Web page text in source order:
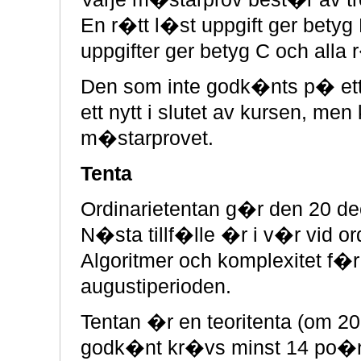
En r�tt l�st uppgift ger
uppgifter ger betyg C och alla
Den som inte godk�nts p�
ett nytt i slutet av kursen,
m�starprovet.
Tenta
Ordinarietentan g�r den 20
N�sta tillf�lle �r i v�r vid
Algoritmer och komplexitet
augustiperioden.
Tentan �r en teoritenta (om
godk�nt kr�vs minst 14